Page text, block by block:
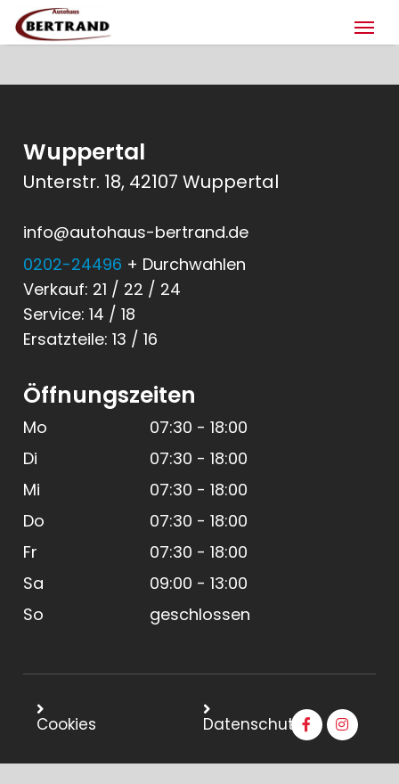
Wuppertal
Unterstr. 18, 42107 Wuppertal
info@autohaus-bertrand.de
0202-24496 + Durchwahlen
Verkauf: 21 / 22 / 24
Service: 14 / 18
Ersatzteile: 13 / 16
Öffnungszeiten
Mo
Di
Mi
Do
Fr
Sa
So
07:30 - 18:00
07:30 - 18:00
07:30 - 18:00
07:30 - 18:00
07:30 - 18:00
09:00 - 13:00
geschlossen
Cookies Datenschutz